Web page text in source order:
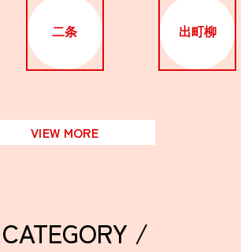
二条 出町柳
VIEW MORE
/